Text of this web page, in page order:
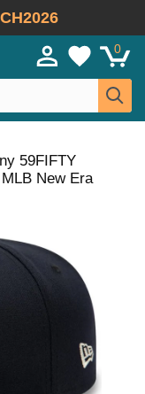
CH2026
0
59FIFTY
New Era